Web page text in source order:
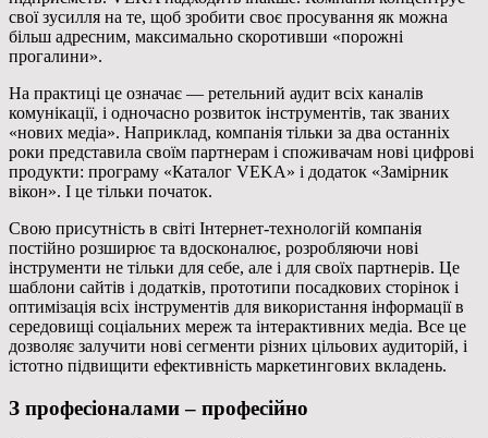
свої зусилля на те, щоб зробити своє просування як можна
більш адресним, максимально скоротивши «порожні
прогалини».
На практиці це означає — ретельний аудит всіх каналів
комунікації, і одночасно розвиток інструментів, так званих
«нових медіа». Наприклад, компанія тільки за два останніх
роки представила своїм партнерам і споживачам нові цифрові
продукти: програму «Каталог VEKA» і додаток «Замірник
вікон». І це тільки початок.
Свою присутність в світі Інтернет-технологій компанія
постійно розширює та вдосконалює, розробляючи нові
інструменти не тільки для себе, але і для своїх партнерів. Це
шаблони сайтів і додатків, прототипи посадкових сторінок і
оптимізація всіх інструментів для використання інформації в
середовищі соціальних мереж та інтерактивних медіа. Все це
дозволяє залучити нові сегменти різних цільових аудиторій, і
істотно підвищити ефективність маркетингових вкладень.
З професіоналами – професійно